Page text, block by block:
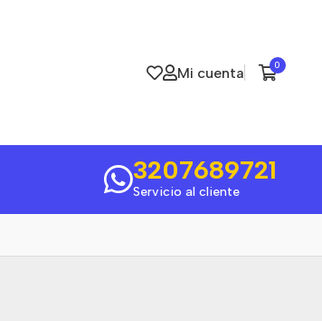
Mi cuenta 0
3207689721
Servicio al cliente